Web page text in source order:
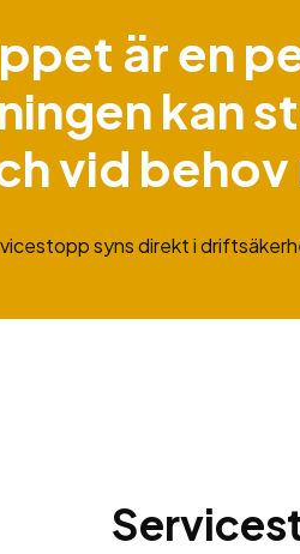
är en
kan
vid
syns direkt i